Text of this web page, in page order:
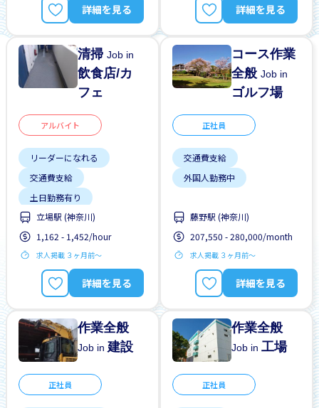
詳細を見る 詳細を見る
清掃Job in
飲食店/カ
フェ
アルバイト
リーダーになれる
交通費支給
土日勤務有り
外国人勤務中
女性歓迎
早朝
昇給
未経験OK
立場駅 (神奈川)
1,162 - 1,452/hour
求人掲載 ３ヶ月前〜
詳細を見る
コース作業
全般Job in
ゴルフ場
正社員
交通費支給
外国人勤務中
藤野駅 (神奈川)
207,550 - 280,000/month
求人掲載 ３ヶ月前〜
詳細を見る
作業全般
Job in 建設
正社員
作業全般
Job in工場
正社員